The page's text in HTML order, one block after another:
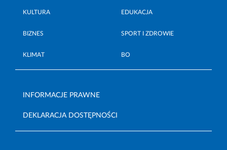
KULTURA EDUKACJA
BIZNES SPORT I ZDROWIE
KLIMAT BO
INFORMACJE PRAWNE
DEKLARACJA DOSTĘPNOŚCI